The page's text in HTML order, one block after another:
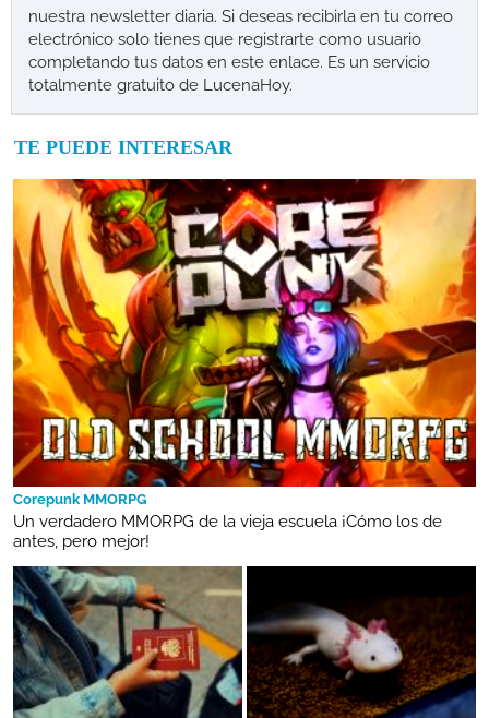
nuestra newsletter diaria. Si deseas recibirla en tu correo
electrónico solo tienes que registrarte como usuario
completando tus datos en este enlace. Es un servicio
totalmente gratuito de LucenaHoy.
TE PUEDE INTERESAR
Corepunk MMORPG
Un verdadero MMORPG de la vieja escuela ¡Cómo los de
antes, pero mejor!